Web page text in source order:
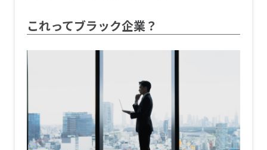
これってブラック企業？